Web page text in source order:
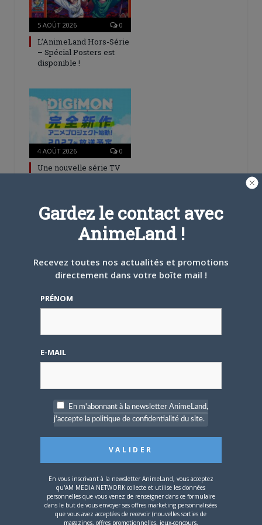
5 AOÛT 2026 0
L’AnimeLand Hors-Série
– Spécial Posters est
disponible !
4 AOÛT 2026 0
Une nouvelle série TV
4 JUILLET 2026 0
[Entretien] Mokochan : «
Lors des prémices du
mieux le manga
commentaire.
Nom d'utilisateur ou adresse e-mail
Gardez le contact avec
AnimeLand !
Recevez toutes nos actualités et promotions
directement dans votre boîte mail !
PRÉNOM
E-MAIL
En m'abonnant à la newsletter AnimeLand,
j'accepte la politique de confidentialité du site.
En vous inscrivant à la newsletter AnimeLand, vous acceptez
qu'AM MEDIA NETWORK collecte et utilise les données
personnelles que vous venez de renseigner dans ce formulaire
dans le but de vous envoyer ses offres marketing personnalisées
que vous avez acceptées de recevoir (nouvelles sorties de
magazines, offres promotionnelles, jeux-concours,